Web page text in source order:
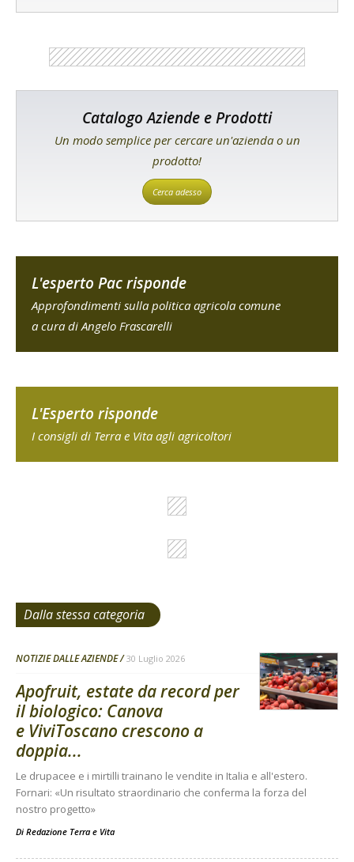
Catalogo Aziende e Prodotti
Un modo semplice per cercare un'azienda o un
prodotto!
Cerca adesso
L'esperto Pac risponde
Approfondimenti sulla politica agricola comune
a cura di Angelo Frascarelli
L'Esperto risponde
I consigli di Terra e Vita agli agricoltori
Dalla stessa categoria
NOTIZIE DALLE AZIENDE 30 Luglio 2026
Apofruit, estate da record per
il biologico: Canova
e ViviToscano crescono a
doppia...
Le drupacee e i mirtilli trainano le vendite in Italia e all'estero.
Fornari: «Un risultato straordinario che conferma la forza del
nostro progetto»
Di Redazione Terra e Vita